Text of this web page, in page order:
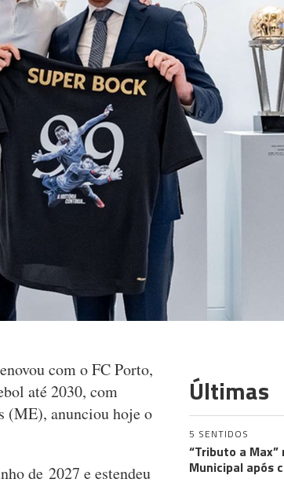
com o FC Porto,
até 2030, com
(ME), anunciou hoje o
de 2027 e estendeu
Últimas
5 SENTIDOS
“Tributo a
Municipal após